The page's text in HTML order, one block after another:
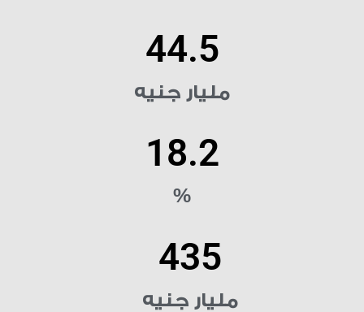
مليار جنيه
44.5
%
18.2
مليار جنيه
435